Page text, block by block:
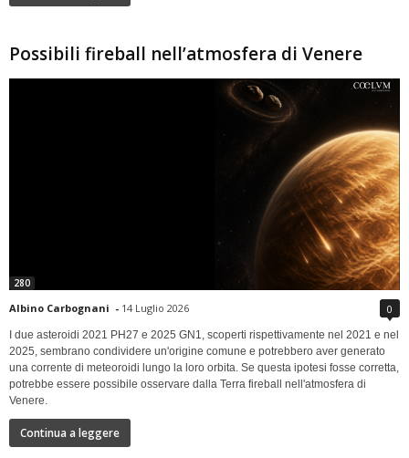
Possibili fireball nell’atmosfera di Venere
280
Albino Carbognani - 14 Luglio 2026 0
I due asteroidi 2021 PH27 e 2025 GN1, scoperti rispettivamente nel 2021 e nel
2025, sembrano condividere un'origine comune e potrebbero aver generato
una corrente di meteoroidi lungo la loro orbita. Se questa ipotesi fosse corretta,
potrebbe essere possibile osservare dalla Terra fireball nell'atmosfera di
Venere.
Continua a leggere